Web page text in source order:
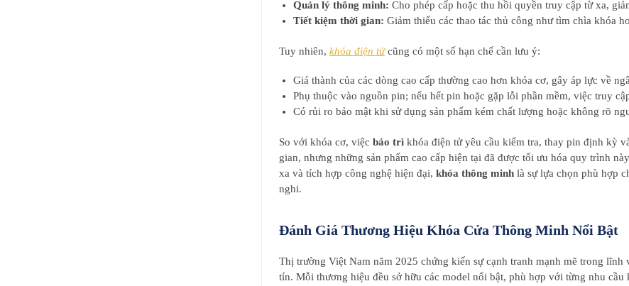
Quản lý thông minh: Cho phép cấp hoặc thu hồi quyền truy cập từ xa,
Tiết kiệm thời gian: Giảm thiểu các thao tác thủ công như tìm chìa khóa
Tuy nhiên, khóa điện tửcũng có một số hạn chế cần lưu ý:
Giá thành của các dòng cao cấp thường cao hơn khóa cơ, gây áp lực về
Phụ thuộc vào nguồn pin; nếu hết pin hoặc gặp lỗi phần mềm, việc truy
Có rủi ro bảo mật khi sử dụng sản phẩm kém chất lượng hoặc không rõ
So với khóa cơ, việc bảo trìkhóa điện tử yêu cầu kiểm tra, thay pin định kỳ
gian, nhưng những sản phẩm cao cấp hiện tại đã được tối ưu hóa quy trình
xa và tích hợp công nghệ hiện đại, khóa thông minhlà sự lựa chọn phù hợp
nghi.
Đánh Giá Thương Hiệu Khóa Cửa Thông Minh Nổi Bật
Thị trường Việt Nam năm 2025 chứng kiến sự cạnh tranh mạnh mẽ trong lĩnh
tín. Mỗi thương hiệu đều sở hữu các model nổi bật, phù hợp với từng nhu